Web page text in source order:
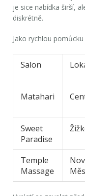
je sice nabídka širší,
diskrétně.
Jako rychlou
Salon
Matahari
Sweet
Paradise
Temple
Massage